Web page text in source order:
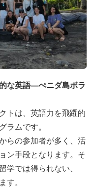
な英語—ぺニダ島ボラ
トは、英語力を飛躍的
ラムです。
らの参加者が多く、活
ン手段となります。そ
学では得られない、
す。